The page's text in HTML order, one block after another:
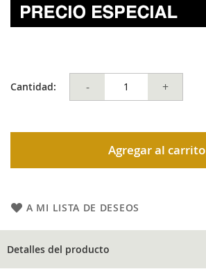
Cantidad: - +
Agregar al carrito
A MI LISTA DE DESEOS
Detalles del producto